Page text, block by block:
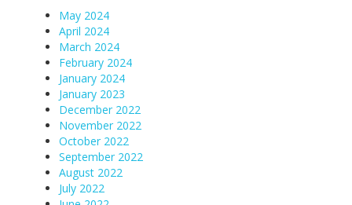
May 2024
April 2024
March 2024
February 2024
January 2024
January 2023
December 2022
November 2022
October 2022
September 2022
August 2022
July 2022